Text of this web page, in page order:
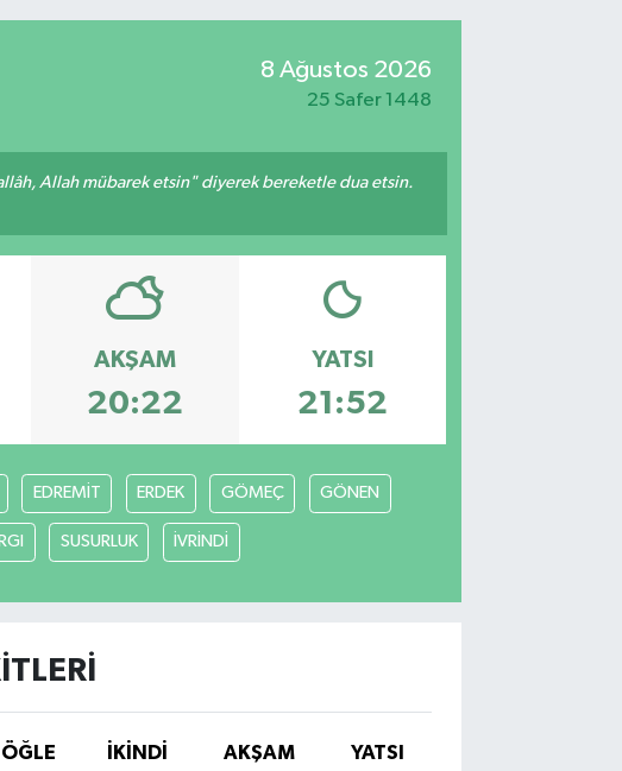
8 Ağustos 2026
25 Safer 1448
Allah mübarek etsin" diyerek bereketle dua etsin.
AKŞAM
20:22
YATSI
21:52
EDREMİT ERDEK GÖMEÇ GÖNEN
SUSURLUK İVRİNDİ
ÖĞLE İKINDI AKŞAM
YATSI